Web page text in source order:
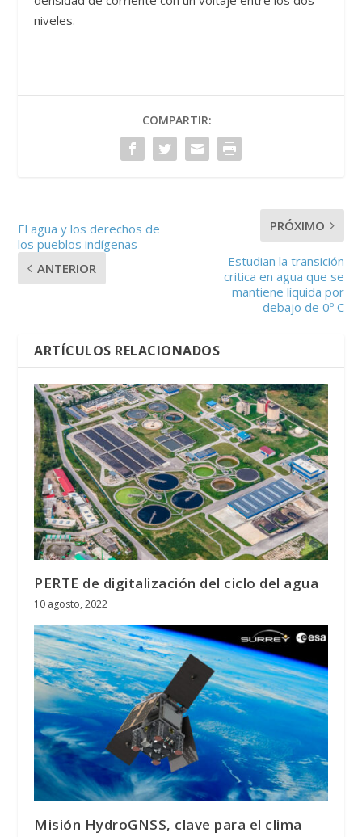
niveles.
COMPARTIR:
El agua y los derechos de
los pueblos indígenas
ANTERIOR
PRÓXIMO
Estudian la transición
critica en agua que se
mantiene líquida por
debajo de 0º C
ARTÍCULOS RELACIONADOS
PERTE de digitalización del ciclo del agua
10 agosto, 2022
Misión HydroGNSS, clave para el clima